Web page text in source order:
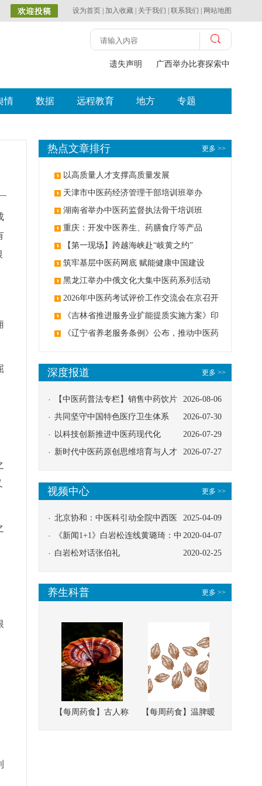
设为首页 加入收藏 关于我们 联系我们 网站地图
遗失声明 广西举办比赛探索中（壮瑶
情 数据 远程教育 地方 专题
更多 >>
热点文章排行
以高质量人才支撑高质量发展
天津市中医药经济管理干部培训班举办
湖南省举办中医药监督执法骨干培训班
重庆：开发中医养生、药膳食疗等产品
【第一现场】跨越海峡赴“岐黄之约”
筑牢基层中医药网底 赋能健康中国建设
黑龙江举办中俄文化大集中医药系列活动
2026年中医药考试评价工作交流会在京召开
《吉林省推进服务业扩能提质实施方案》印
发：创建中医类国家医学中心
《辽宁省养老服务条例》公布，推动中医药
更多 >>
深度报道
2026-08-06
【中医药普法专栏】销售中药饮片
应告知煎服方法及注意事项
2026-07-30
共同坚守中国特色医疗卫生体系
2026-07-29
以科技创新推进中医药现代化
2026-07-27
新时代中医药原创思维培育与人才
更多 >>
视频中心
2025-04-09
北京协和：中医科引动全院中西医
协同
2020-04-07
《新闻1+1》白岩松连线黄璐琦：中
医救治的临床效果
2020-02-25
白岩松对话张伯礼
更多 >>
养生科普
【每周药食】古人称
【每周药食】温脾暖